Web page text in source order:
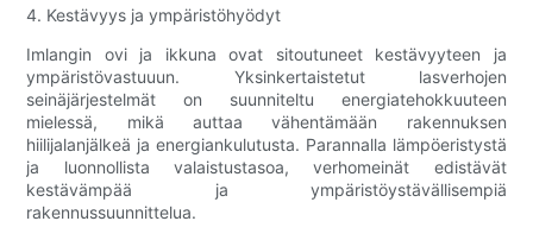
4. Kestävyys ja ympäristöhyödyt
Imlangin ovi ja ikkuna ovat sitoutuneet kestävyyteen ja
ympäristövastuuun. Yksinkertaistetut lasverhojen
seinäjärjestelmät on suunniteltu energiatehokkuuteen
mielessä, mikä auttaa vähentämään rakennuksen
hiilijalanjälkeä ja energiankulutusta. Parannalla lämpöeristystä
ja luonnollista valaistustasoa, verhomeinät edistävät
kestävämpää ja ympäristöystävällisempiä
rakennussuunnittelua.